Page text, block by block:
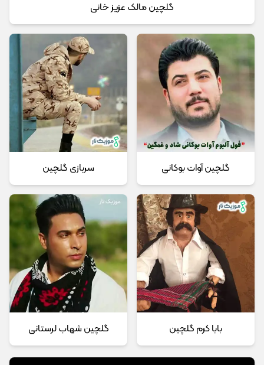
گلچین مالک عزیز خانی
گلچین آوات بوکانی سربازی گلچین
بابا کرم گلچین گلچین شهاب لرستانی